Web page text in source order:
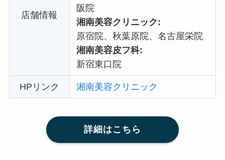
店舗情報
阪院
湘南美容クリニック:
原宿院、秋葉原院、名古屋栄院
湘南美容皮フ科:
新宿東口院
HPリンク 湘南美容クリニック
詳細はこちら